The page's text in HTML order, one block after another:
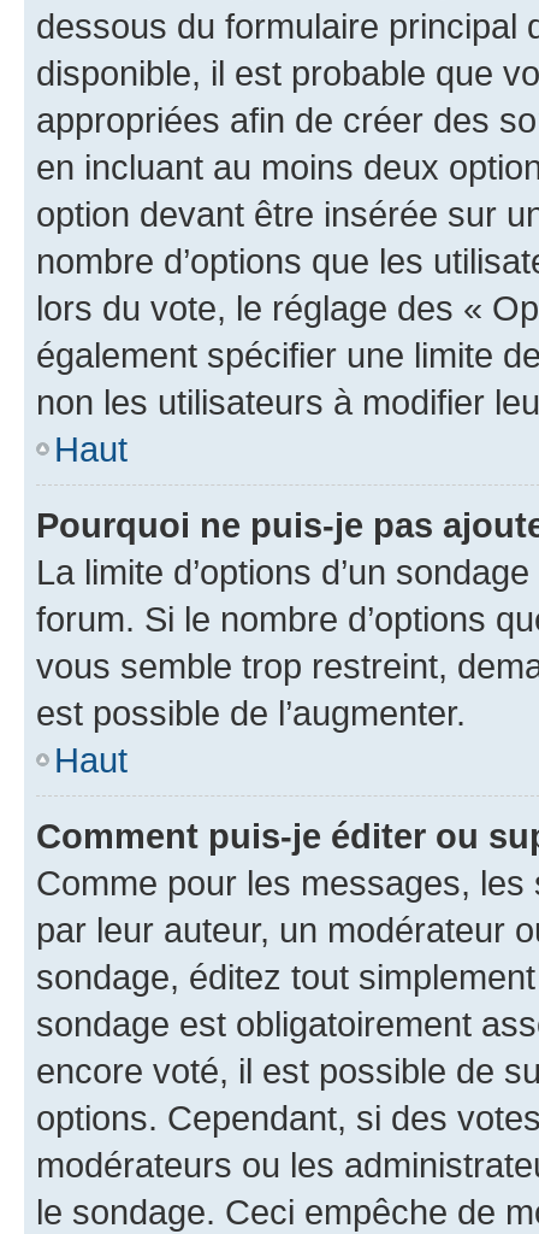
dessous du formulaire principal
disponible, il est probable que
appropriées afin de créer des
en incluant au moins deux
option devant être insérée sur
nombre d’options que les
lors du vote, le réglage des «
également spécifier une limite
non les utilisateurs à modifier
Haut
Pourquoi ne puis-je pas
La limite d’options d’un
forum. Si le nombre d’options
vous semble trop restreint,
est possible de l’augmenter.
Haut
Comment puis-je éditer ou
Comme pour les messages,
par leur auteur, un modérateur
sondage, éditez tout
sondage est obligatoirement
encore voté, il est possible de
options. Cependant, si des
modérateurs ou les
le sondage. Ceci empêche de